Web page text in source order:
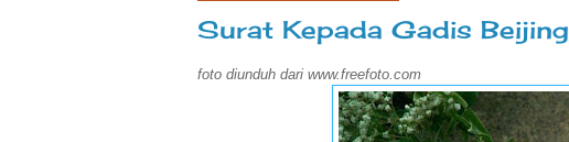
Surat Kepada Gadis Beijing
foto diunduh dari www.freefoto.com